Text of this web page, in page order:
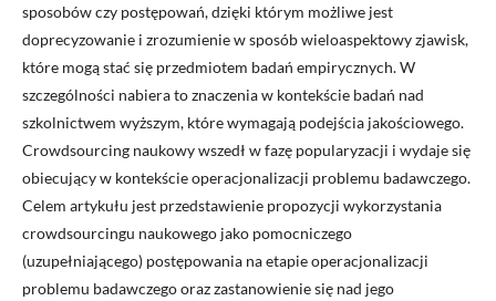
sposobów czy postępowań, dzięki którym możliwe jest
doprecyzowanie i zrozumienie w sposób wieloaspektowy zjawisk,
które mogą stać się przedmiotem badań empirycznych. W
szczególności nabiera to znaczenia w kontekście badań nad
szkolnictwem wyższym, które wymagają podejścia jakościowego.
Crowdsourcing naukowy wszedł w fazę popularyzacji i wydaje się
obiecujący w kontekście operacjonalizacji problemu badawczego.
Celem artykułu jest przedstawienie propozycji wykorzystania
crowdsourcingu naukowego jako pomocniczego
(uzupełniającego) postępowania na etapie operacjonalizacji
problemu badawczego oraz zastanowienie się nad jego